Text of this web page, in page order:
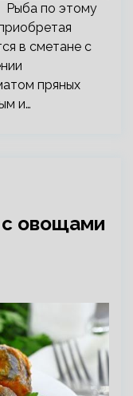
Рыба по этому
в сметане с
пряных
и…
овощами